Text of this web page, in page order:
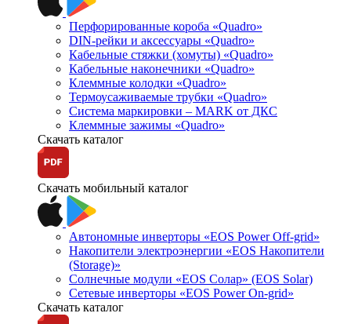
Перфорированные короба «Quadro»
DIN-рейки и аксессуары «Quadro»
Кабельные стяжки (хомуты) «Quadro»
Кабельные наконечники «Quadro»
Клеммные колодки «Quadro»
Термоусаживаемые трубки «Quadro»
Система маркировки – MARK от ДКС
Клеммные зажимы «Quadro»
Скачать каталог
Скачать мобильный каталог
Автономные инверторы «EOS Power Off-grid»
Накопители электроэнергии «EOS Накопители
(Storage)»
Солнечные модули «EOS Солар» (EOS Solar)
Сетевые инверторы «EOS Power On-grid»
Скачать каталог